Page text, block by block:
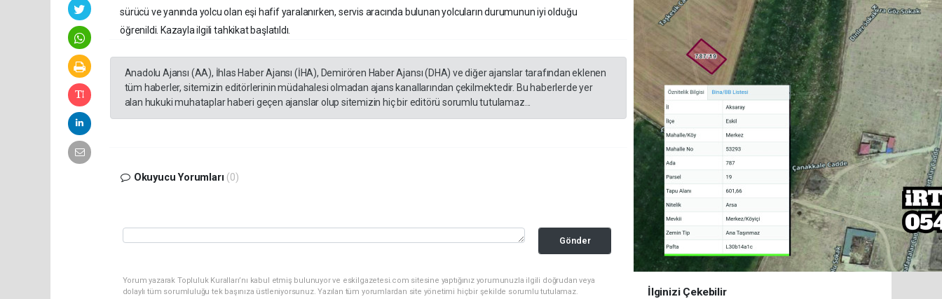
sürücü ve yanında yolcu olan eşi hafif yaralanırken, servis aracında bulunan yolcuların durumunun iyi olduğu
öğrenildi. Kazayla ilgili tahkikat başlatıldı.
Anadolu Ajansı (AA), İhlas Haber Ajansı (İHA), Demirören Haber Ajansı (DHA) ve diğer ajanslar tarafından eklenen
tüm haberler, sitemizin editörlerinin müdahalesi olmadan ajans kanallarından çekilmektedir. Bu haberlerde yer
alan hukuki muhataplar haberi geçen ajanslar olup sitemizin hiç bir editörü sorumlu tutulamaz...
Okuyucu Yorumları (0)
Gönder
Yorum yazarak Topluluk Kuralları’nı kabul etmiş bulunuyor ve eskilgazetesi.com sitesine yaptığınız yorumunuzla ilgili doğrudan veya
dolaylı tüm sorumluluğu tek başınıza üstleniyorsunuz. Yazılan tüm yorumlardan site yönetimi hiçbir şekilde sorumlu tutulamaz.
İlginizi Çekebilir